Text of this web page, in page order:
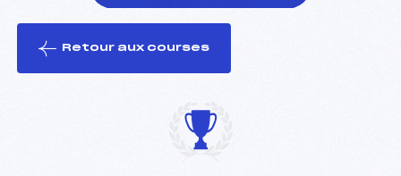
le ski
Retour aux courses